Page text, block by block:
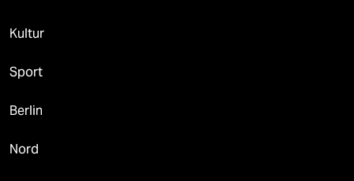
Kultur
Sport
Berlin
Nord